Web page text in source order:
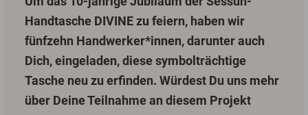
Handtasche DIVINE zu feiern, haben wir
fünfzehn Handwerker*innen, darunter auch
Dich, eingeladen, diese symbolträchtige
Tasche neu zu erfinden. Würdest Du uns mehr
über Deine Teilnahme an diesem Projekt